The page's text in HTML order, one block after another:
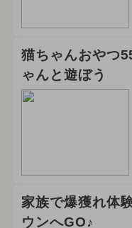
猫ちゃんおやつ
ゃんと遊ぼう
家族で爆獲れ体
ウンへGO♪